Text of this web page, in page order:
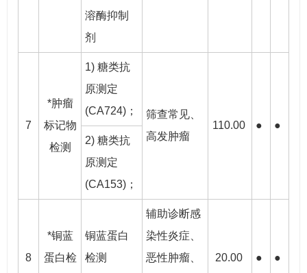
溶酶抑制
剂
7
*肿瘤
标记物
检测
1) 糖类抗
原测定
(CA724)；
筛查常见、
高发肿瘤
110.00 ●
●
2) 糖类抗
原测定
(CA153)；
8
*铜蓝
蛋白检
铜蓝蛋白
检测
辅助诊断感
染性炎症、
恶性肿瘤、
20.00 ● ●